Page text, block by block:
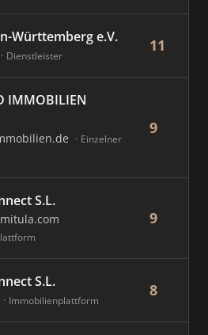
Württemberg e.V.
Dienstleister
11
IMMOBILIEN
Einzelner
9
S.L.
9
S.L.
Immobilienplattform
8